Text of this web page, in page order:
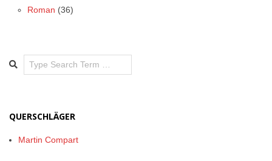
Roman (36)
Search
QUERSCHLÄGER
Martin Compart